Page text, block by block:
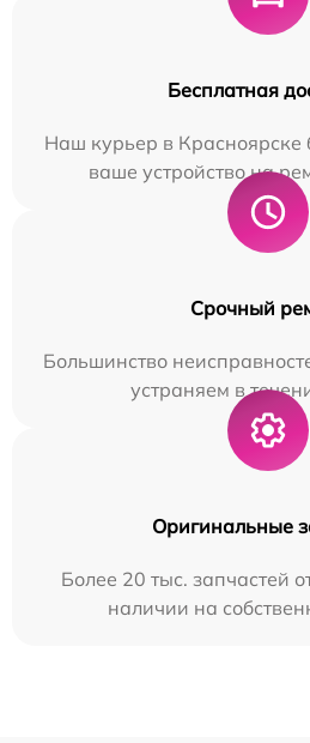
Бесплатная
Наш курьер в Красноярске
ваше устройство на
Срочный
Большинство
устраняем в
Оригинальные
Более 20 тыс. запчастей
наличии на